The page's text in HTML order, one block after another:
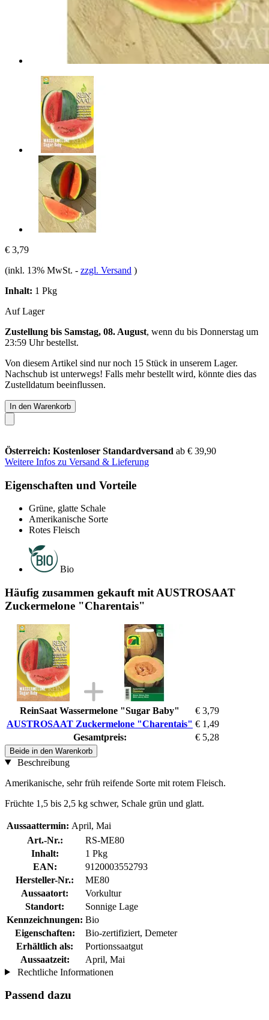
€ 3,79
(inkl. 13% MwSt. - zzgl. Versand )
Inhalt: 1 Pkg
Auf Lager
Zustellung bis Samstag, 08. August, wenn du bis Donnerstag um
23:59 Uhrbestellst.
Von diesem Artikel sind nur noch 15 Stück in unserem Lager.
Nachschub ist unterwegs! Falls mehr bestellt wird, könnte dies das
Zustelldatum beeinflussen.
In den Warenkorb
Österreich: Kostenloser Standardversand ab € 39,90
Weitere Infos zu Versand & Lieferung
Eigenschaften und Vorteile
Grüne, glatte Schale
Amerikanische Sorte
Rotes Fleisch
Bio
Häufig zusammen gekauft mit AUSTROSAAT
Zuckermelone "Charentais"
ReinSaat Wassermelone "Sugar Baby"
€ 3,79
AUSTROSAAT Zuckermelone "Charentais" € 1,49
Gesamtpreis:
€ 5,28
Beide in den Warenkorb
Beschreibung
Amerikanische, sehr früh reifende Sorte mit rotem Fleisch.
Früchte 1,5 bis 2,5 kg schwer, Schale grün und glatt.
Aussaattermin: April, Mai
Art.-Nr.:
RS-ME80
Inhalt:
1 Pkg
EAN:
9120003552793
Hersteller-Nr.:
ME80
Aussaatort:
Vorkultur
Standort:
Sonnige Lage
Kennzeichnungen: Bio
Eigenschaften:
Bio-zertifiziert, Demeter
Erhältlich als:
Portionssaatgut
Aussaatzeit:
April, Mai
Rechtliche Informationen
Passend dazu